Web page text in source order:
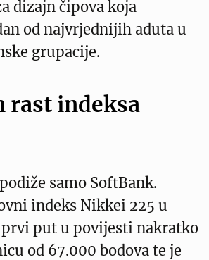
dizajn čipova koja
od najvrjednijih aduta u
grupacije.
rast indeksa
samo SoftBank.
indeks Nikkei 225 u
put u povijesti nakratko
od 67.000 bodova te je